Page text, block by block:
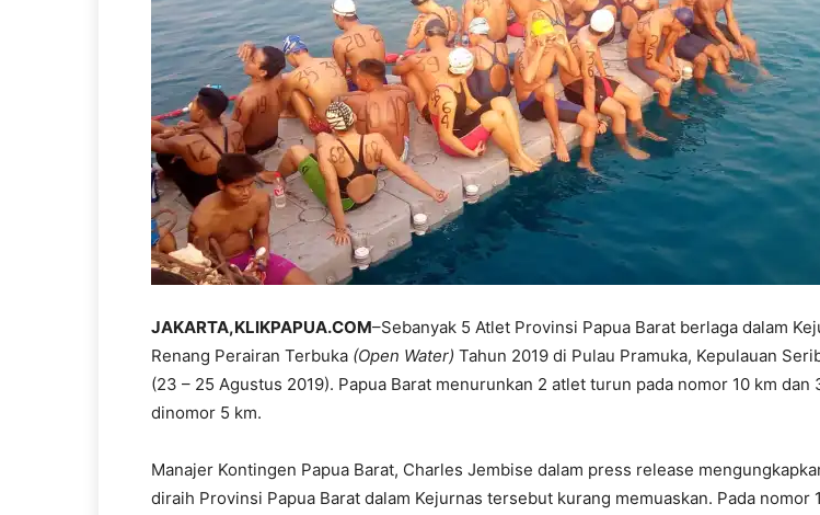
JAKARTA,KLIKPAPUA.COM–Sebanyak 5 Atlet Provinsi Papua Barat berlaga dalam
Renang Perairan Terbuka (Open Water) Tahun 2019 di Pulau Pramuka, Kepulauan
(23 – 25 Agustus 2019). Papua Barat menurunkan 2 atlet turun pada nomor 10 km dan
dinomor 5 km.
Manajer Kontingen Papua Barat, Charles Jembise dalam press release
diraih Provinsi Papua Barat dalam Kejurnas tersebut kurang memuaskan. Pada nomor